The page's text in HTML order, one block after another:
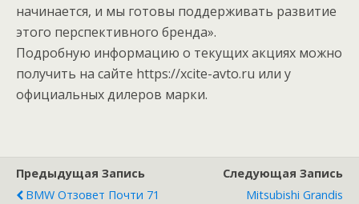
начинается, и мы готовы поддерживать развитие
этого перспективного бренда».
Подробную информацию о текущих акциях можно
получить на сайте https://xcite-avto.ru или у
официальных дилеров марки.
Предыдущая Запись
BMW Отзовет Почти 71
Следующая Запись
Mitsubishi Grandis